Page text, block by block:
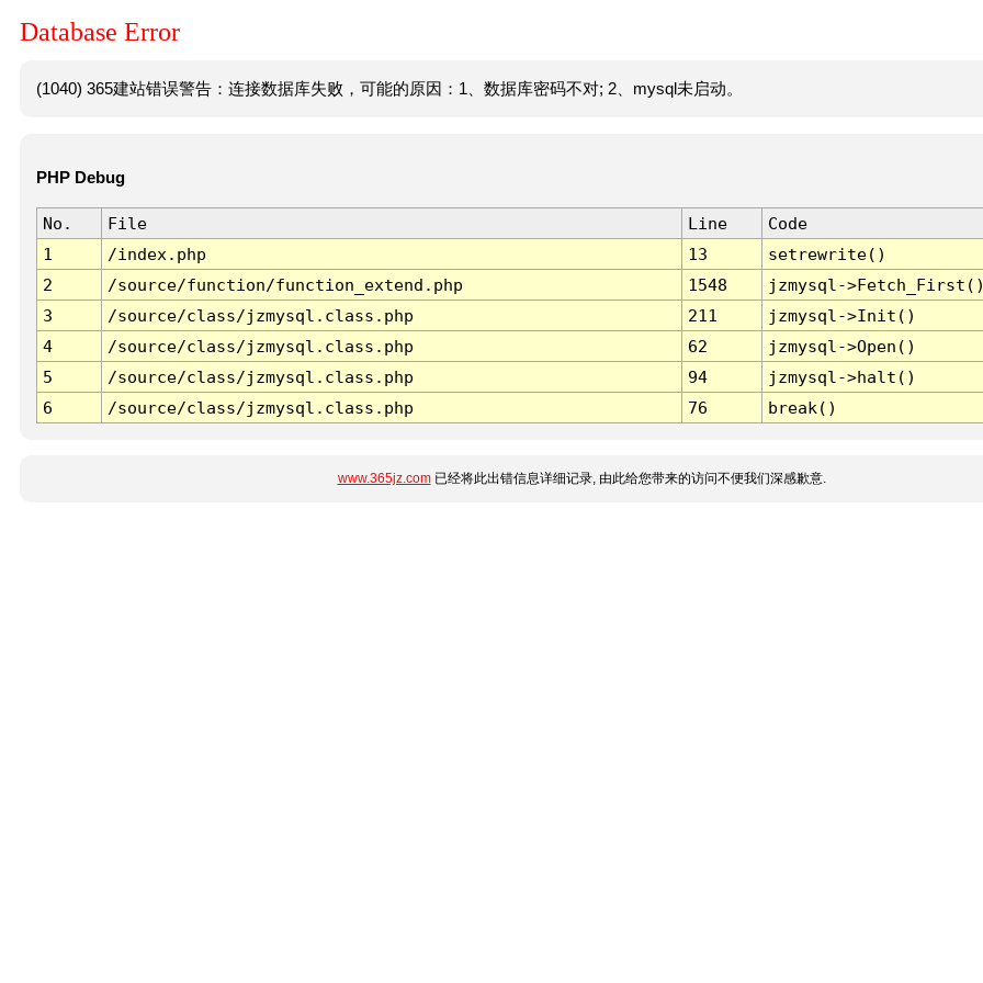
Database Error
(1040) 365建站错误警告：连接数据库失败，可能的原因：1、数据库密码不对; 2、mysql未启动。
PHP Debug
No. File Line
Code
1
/index.php 13
setrewrite()
2
/source/function/function_extend.php 1548
jzmysql-
3
/source/class/jzmysql.class.php 211
jzmysql->Init()
4
/source/class/jzmysql.class.php 62
jzmysql->Open()
5
/source/class/jzmysql.class.php 94
jzmysql->halt()
6
/source/class/jzmysql.class.php 76 break()
www.365jz.com已经将此出错信息详细记录, 由此给您带来的访问不便我们深感歉意.